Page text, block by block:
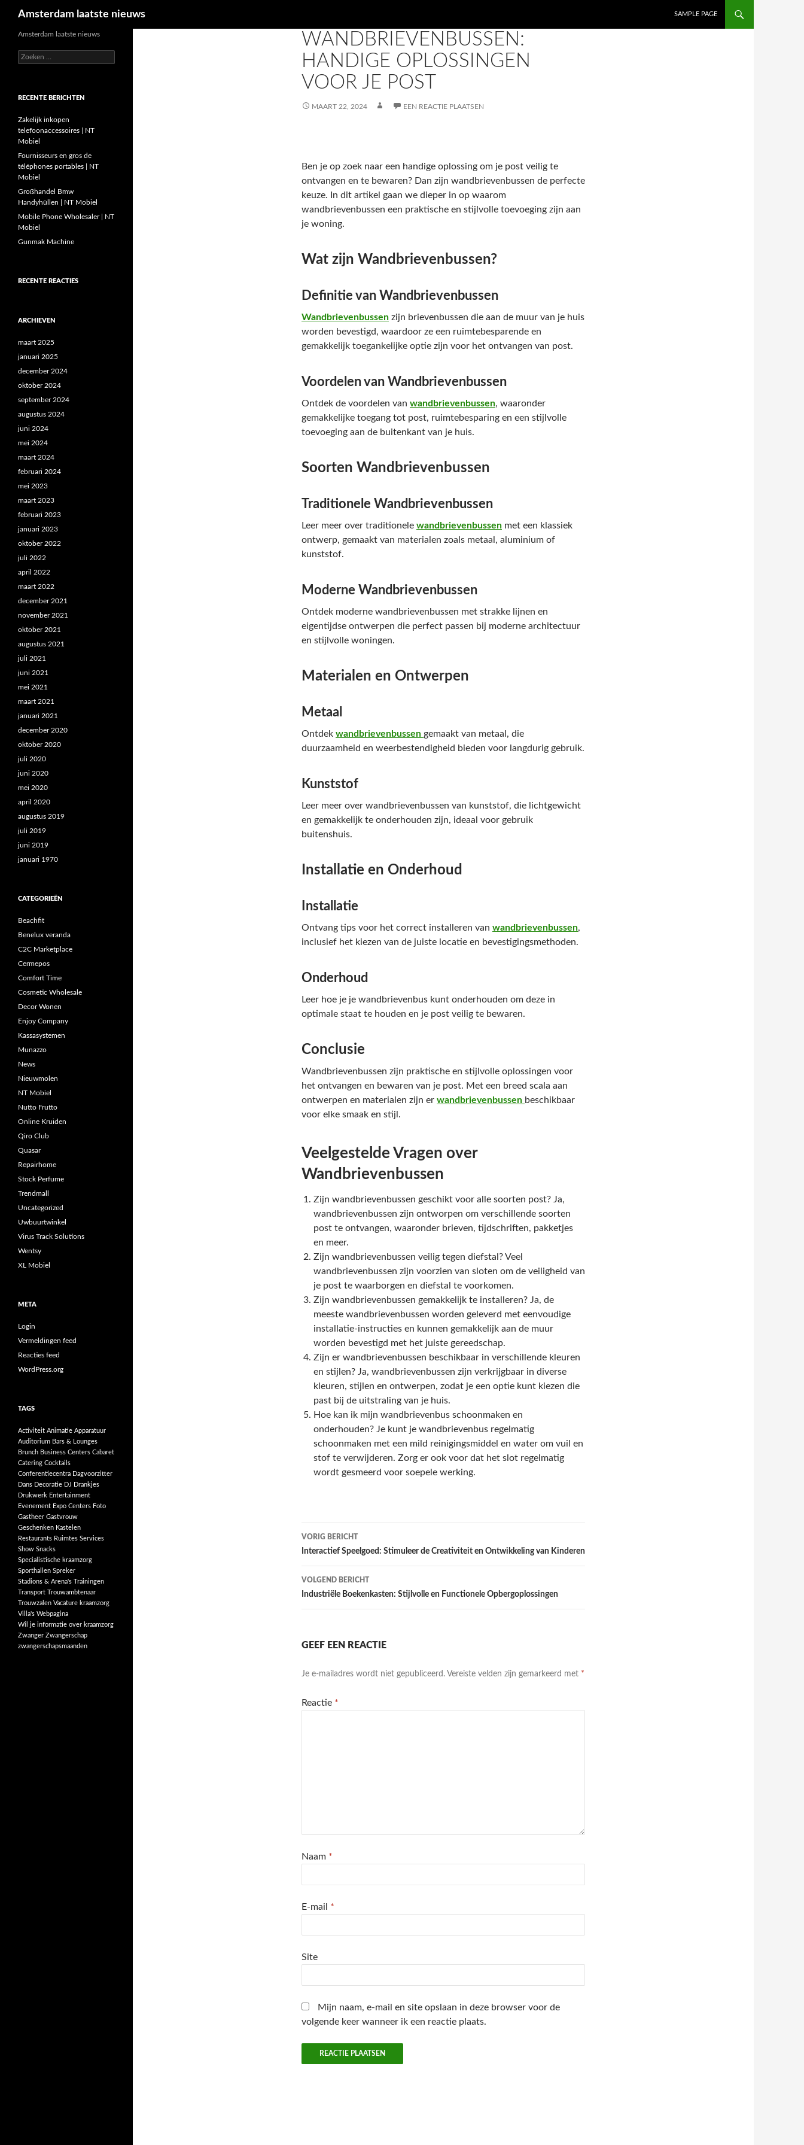
Amsterdam laatste nieuws SAMPLE PAGE
WANDBRIEVENBUSSEN:
HANDIGE OPLOSSINGEN
VOOR JE POST
MAART 22, 2024 EEN REACTIE PLAATSEN
Ben je op zoek naar een handige oplossing om je post veilig te
ontvangen en te bewaren? Dan zijn wandbrievenbussen de perfecte
keuze. In dit artikel gaan we dieper in op waarom
wandbrievenbussen een praktische en stijlvolle toevoeging zijn aan
je woning.
Wat zijn Wandbrievenbussen?
Definitie van Wandbrievenbussen
Wandbrievenbussen zijn brievenbussen die aan de muur van je huis
worden bevestigd, waardoor ze een ruimtebesparende en
gemakkelijk toegankelijke optie zijn voor het ontvangen van post.
Voordelen van Wandbrievenbussen
Ontdek de voordelen van wandbrievenbussen, waaronder
gemakkelijke toegang tot post, ruimtebesparing en een stijlvolle
toevoeging aan de buitenkant van je huis.
Soorten Wandbrievenbussen
Traditionele Wandbrievenbussen
Leer meer over traditionele wandbrievenbussen met een klassiek
ontwerp, gemaakt van materialen zoals metaal, aluminium of
kunststof.
Moderne Wandbrievenbussen
Ontdek moderne wandbrievenbussen met strakke lijnen en
eigentijdse ontwerpen die perfect passen bij moderne architectuur
en stijlvolle woningen.
Materialen en Ontwerpen
Metaal
Ontdek wandbrievenbussen gemaakt van metaal, die
duurzaamheid en weerbestendigheid bieden voor langdurig gebruik.
Kunststof
Leer meer over wandbrievenbussen van kunststof, die lichtgewicht
en gemakkelijk te onderhouden zijn, ideaal voor gebruik
buitenshuis.
Installatie en Onderhoud
Installatie
Ontvang tips voor het correct installeren van wandbrievenbussen,
inclusief het kiezen van de juiste locatie en bevestigingsmethoden.
Onderhoud
Leer hoe je je wandbrievenbus kunt onderhouden om deze in
optimale staat te houden en je post veilig te bewaren.
Conclusie
Wandbrievenbussen zijn praktische en stijlvolle oplossingen voor
het ontvangen en bewaren van je post. Met een breed scala aan
ontwerpen en materialen zijn er wandbrievenbussen beschikbaar
voor elke smaak en stijl.
Veelgestelde Vragen over
Wandbrievenbussen
Zijn wandbrievenbussen geschikt voor alle soorten post? Ja,
wandbrievenbussen zijn ontworpen om verschillende soorten
post te ontvangen, waaronder brieven, tijdschriften, pakketjes
en meer.
Zijn wandbrievenbussen veilig tegen diefstal? Veel
wandbrievenbussen zijn voorzien van sloten om de veiligheid van
je post te waarborgen en diefstal te voorkomen.
Zijn wandbrievenbussen gemakkelijk te installeren? Ja, de
meeste wandbrievenbussen worden geleverd met eenvoudige
installatie-instructies en kunnen gemakkelijk aan de muur
worden bevestigd met het juiste gereedschap.
Zijn er wandbrievenbussen beschikbaar in verschillende kleuren
en stijlen? Ja, wandbrievenbussen zijn verkrijgbaar in diverse
kleuren, stijlen en ontwerpen, zodat je een optie kunt kiezen die
past bij de uitstraling van je huis.
Hoe kan ik mijn wandbrievenbus schoonmaken en
onderhouden? Je kunt je wandbrievenbus regelmatig
schoonmaken met een mild reinigingsmiddel en water om vuil en
stof te verwijderen. Zorg er ook voor dat het slot regelmatig
wordt gesmeerd voor soepele werking.
Bericht
navigatie
VORIG BERICHT
Interactief Speelgoed: Stimuleer de Creativiteit en Ontwikkeling van Kinderen
VOLGEND BERICHT
Industriële Boekenkasten: Stijlvolle en Functionele Opbergoplossingen
GEEF EEN REACTIE
Je e-mailadres wordt niet gepubliceerd. Vereiste velden zijn gemarkeerd met *
Reactie *
Naam *
E-mail *
Site
Mijn naam, e-mail en site opslaan in deze browser voor de
volgende keer wanneer ik een reactie plaats.
Amsterdam laatste nieuws
Zoeken
naar:
RECENTE BERICHTEN
Zakelijk inkopen
telefoonaccessoires | NT
Mobiel
Fournisseurs en gros de
téléphones portables | NT
Mobiel
Großhandel Bmw
Handyhüllen | NT Mobiel
Mobile Phone Wholesaler | NT
Mobiel
Gunmak Machine
RECENTE REACTIES
ARCHIEVEN
maart 2025
januari 2025
december 2024
oktober 2024
september 2024
augustus 2024
juni 2024
mei 2024
maart 2024
februari 2024
mei 2023
maart 2023
februari 2023
januari 2023
oktober 2022
juli 2022
april 2022
maart 2022
december 2021
november 2021
oktober 2021
augustus 2021
juli 2021
juni 2021
mei 2021
maart 2021
januari 2021
december 2020
oktober 2020
juli 2020
juni 2020
mei 2020
april 2020
augustus 2019
juli 2019
juni 2019
januari 1970
CATEGORIEËN
Beachfit
Benelux veranda
C2C Marketplace
Cermepos
Comfort Time
Cosmetic Wholesale
Decor Wonen
Enjoy Company
Kassasystemen
Munazzo
News
Nieuwmolen
NT Mobiel
Nutto Frutto
Online Kruiden
Qiro Club
Quasar
Repairhome
Stock Perfume
Trendmall
Uncategorized
Uwbuurtwinkel
Virus Track Solutions
Wentsy
XL Mobiel
META
Login
Vermeldingen feed
Reacties feed
WordPress.org
TAGS
Activiteit Animatie Apparatuur
Auditorium Bars & Lounges
Brunch Business Centers Cabaret
Catering Cocktails
Conferentiecentra Dagvoorzitter
Dans Decoratie DJ Drankjes
Drukwerk Entertainment
Evenement Expo Centers Foto
Gastheer Gastvrouw
Geschenken Kastelen
Restaurants Ruimtes Services
Show Snacks
Specialistische kraamzorg
Sporthallen Spreker
Stadions & Arena's Trainingen
Transport Trouwambtenaar
Trouwzalen Vacature kraamzorg
Villa's Webpagina
Wil je informatie over kraamzorg
Zwanger Zwangerschap
zwangerschapsmaanden